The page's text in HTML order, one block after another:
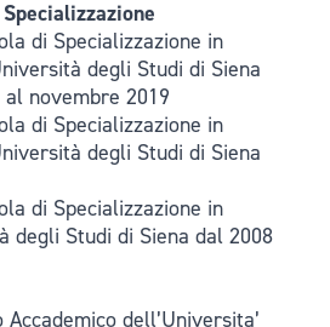
di Specializzazione in
degli Studi di Siena
novembre 2019
di Specializzazione in
degli Studi di Siena
di Specializzazione in
degli Studi di Siena dal 2008
dell’Universita’